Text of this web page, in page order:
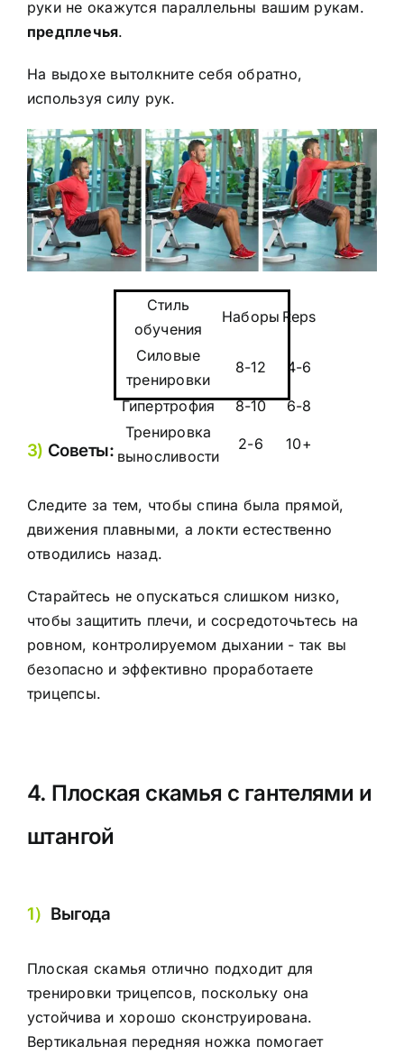
руки не окажутся параллельны вашим рукам.
предплечья.
На выдохе вытолкните себя обратно,
используя силу рук.
Стиль
обучения
Наборы Reps
Силовые
тренировки
8-12 4-6
Гипертрофия 8-10
6-8
Тренировка
выносливости
2-6 10+
3) Советы:
Следите за тем, чтобы спина была прямой,
движения плавными, а локти естественно
отводились назад.
Старайтесь не опускаться слишком низко,
чтобы защитить плечи, и сосредоточьтесь на
ровном, контролируемом дыхании - так вы
безопасно и эффективно проработаете
трицепсы.
4. Плоская скамья с гантелями и
штангой
1） Выгода
Плоская скамья отлично подходит для
тренировки трицепсов, поскольку она
устойчива и хорошо сконструирована.
Вертикальная передняя ножка помогает